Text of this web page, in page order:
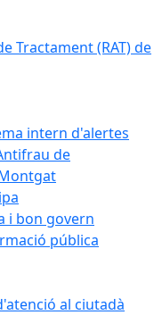
Tractament (RAT) de
intern d'alertes
de
i bon govern
pública
al ciutadà